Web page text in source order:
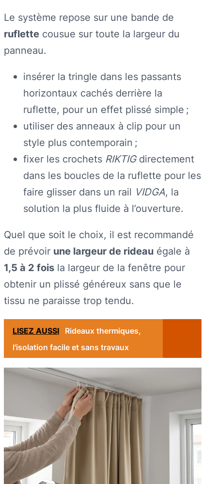
Le système repose sur une bande de
ruflette cousue sur toute la largeur du
panneau.
insérer la tringle dans les passants
horizontaux cachés derrière la
ruflette, pour un effet plissé simple ;
utiliser des anneaux à clip pour un
style plus contemporain ;
fixer les crochets RIKTIGdirectement
dans les boucles de la ruflette pour les
faire glisser dans un rail VIDGA, la
solution la plus fluide à l’ouverture.
Quel que soit le choix, il est recommandé
de prévoir une largeur de rideau égale à
1,5 à 2 fois la largeur de la fenêtre pour
obtenir un plissé généreux sans que le
tissu ne paraisse trop tendu.
LISEZ AUSSI
Rideaux thermiques,
l'isolation facile et sans travaux